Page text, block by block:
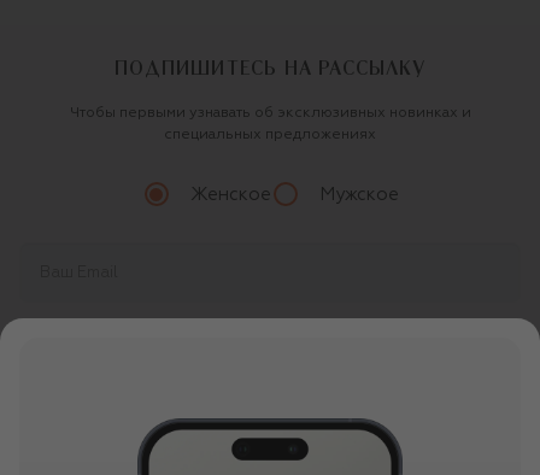
ПОДПИШИТЕСЬ НА РАССЫЛКУ
Чтобы первыми узнавать об эксклюзивных новинках и
специальных предложениях
Женское Мужское
О ЦУМ